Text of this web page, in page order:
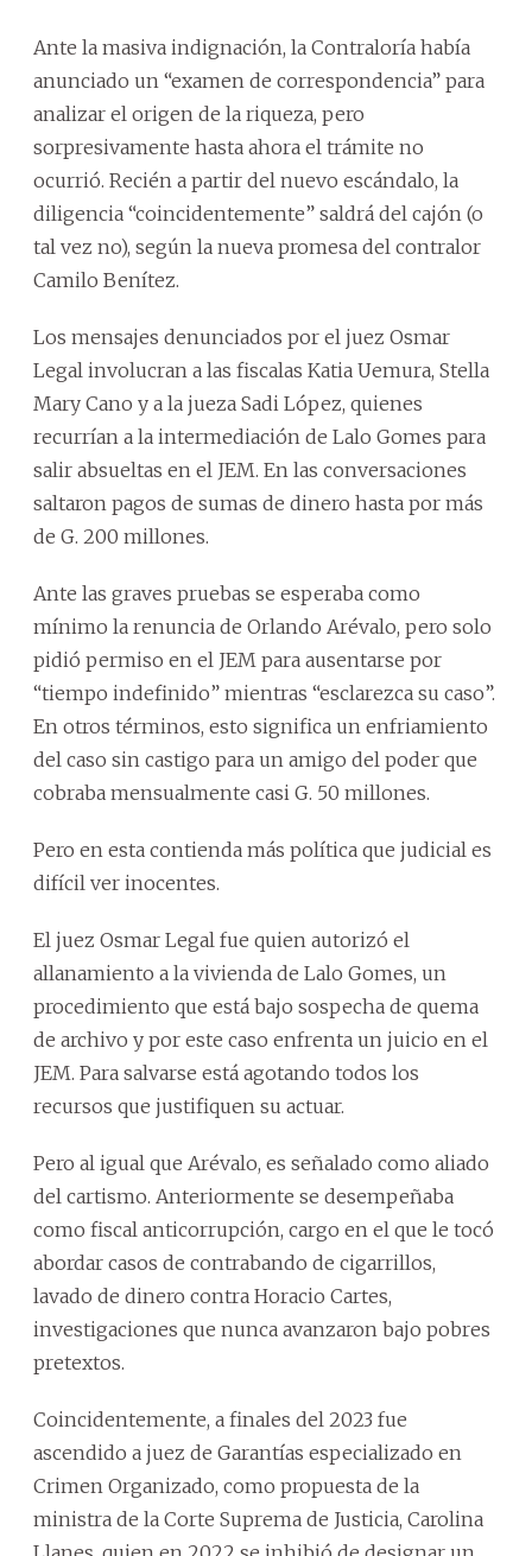
Ante la masiva indignación, la Contraloría había
anunciado un “examen de correspondencia” para
analizar el origen de la riqueza, pero
sorpresivamente hasta ahora el trámite no
ocurrió. Recién a partir del nuevo escándalo, la
diligencia “coincidentemente” saldrá del cajón (o
tal vez no), según la nueva promesa del contralor
Camilo Benítez.
Los mensajes denunciados por el juez Osmar
Legal involucran a las fiscalas Katia Uemura, Stella
Mary Cano y a la jueza Sadi López, quienes
recurrían a la intermediación de Lalo Gomes para
salir absueltas en el JEM. En las conversaciones
saltaron pagos de sumas de dinero hasta por más
de G. 200 millones.
Ante las graves pruebas se esperaba como
mínimo la renuncia de Orlando Arévalo, pero solo
pidió permiso en el JEM para ausentarse por
“tiempo indefinido” mientras “esclarezca su caso”.
En otros términos, esto significa un enfriamiento
del caso sin castigo para un amigo del poder que
cobraba mensualmente casi G. 50 millones.
Pero en esta contienda más política que judicial es
difícil ver inocentes.
El juez Osmar Legal fue quien autorizó el
allanamiento a la vivienda de Lalo Gomes, un
procedimiento que está bajo sospecha de quema
de archivo y por este caso enfrenta un juicio en el
JEM. Para salvarse está agotando todos los
recursos que justifiquen su actuar.
Pero al igual que Arévalo, es señalado como aliado
del cartismo. Anteriormente se desempeñaba
como fiscal anticorrupción, cargo en el que le tocó
abordar casos de contrabando de cigarrillos,
lavado de dinero contra Horacio Cartes,
investigaciones que nunca avanzaron bajo pobres
pretextos.
Coincidentemente, a finales del 2023 fue
ascendido a juez de Garantías especializado en
Crimen Organizado, como propuesta de la
ministra de la Corte Suprema de Justicia, Carolina